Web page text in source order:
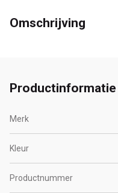
Omschrijving
Productinformatie
Merk
Kleur
Productnummer